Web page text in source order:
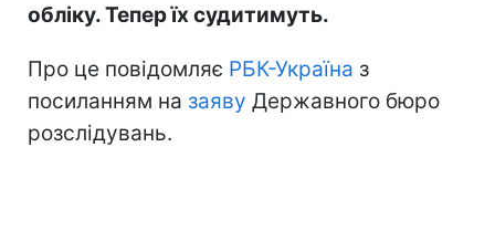
обліку. Тепер їх судитимуть.
Про це повідомляє РБК-Україна з
посиланням на заяву Державного бюро
розслідувань.